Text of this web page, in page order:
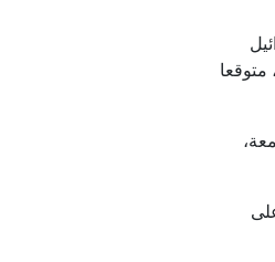
وباكستان وكوريا الشمالية -وهي الدول النووية التسع- أنفقت نحو 17 مليار دولار إضافية على ترساناتها العام الماضي، بزيادة 19% عن عام 2024، متوقعا
مجتمعة،
من 470 مليار دولار على